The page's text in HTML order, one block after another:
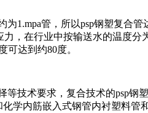
1.mpa管，所以psp钢塑复合管
，在行业中按输送水的温度分
达到约80度。
技术要求，复合技术的psp钢
学内筋嵌入式钢管内衬塑料管